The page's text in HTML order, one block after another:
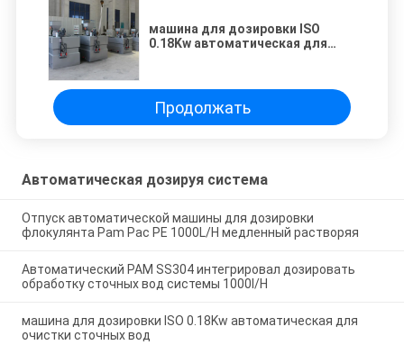
машина для дозировки ISO
0.18Kw автоматическая для
Продолжать
Автоматическая дозируя система
Отпуск автоматической машины для дозировки
флокулянта Pam Pac PE 1000L/H медленный растворяя
Автоматический PAM SS304 интегрировал дозировать
обработку сточных вод системы 1000l/H
машина для дозировки ISO 0.18Kw автоматическая для
очистки сточных вод